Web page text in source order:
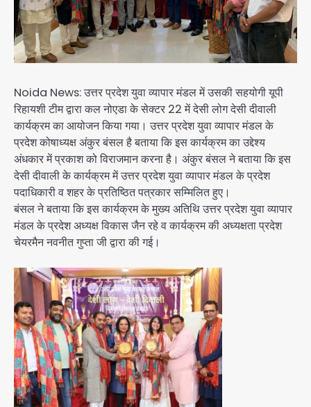
Noida News: उत्तर प्रदेश युवा व्यापार मंडल में उसकी सहयोगी यूपी
रिहायशी टीम द्वारा कल नोएडा के सेक्टर 22 में देसी लोग देसी दीवाली
कार्यक्रम का आयोजन किया गया। उत्तर प्रदेश युवा व्यापार मंडल के
प्रदेश कोषाध्यक्ष अंकुर बंसल है बताया कि इस कार्यक्रम का उद्देश्य
अंधकार में प्रकाश को विराजमान करना है। अंकुर बंसल ने बताया कि इस
देसी दीवाली के कार्यक्रम में उत्तर प्रदेश युवा व्यापार मंडल के प्रदेश
पदाधिकारी व शहर के प्रतिष्ठित पत्रकार सम्मिलित हुए।
बंसल ने बताया कि इस कार्यक्रम के मुख्य अतिथि उत्तर प्रदेश युवा व्यापार
मंडल के प्रदेश अध्यक्ष विकास जैन रहे व कार्यक्रम की अध्यक्षता प्रदेश
चेयरमैन नवनीत गुप्ता जी द्वारा की गई।